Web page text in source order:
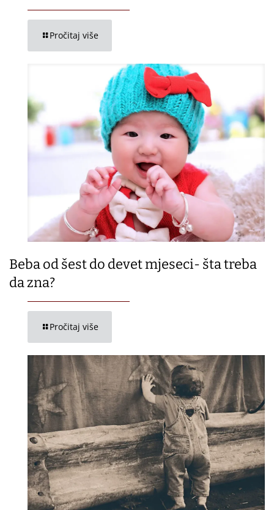
Pročitaj više
Beba od šest do devet mjeseci- šta treba
da zna?
Pročitaj više